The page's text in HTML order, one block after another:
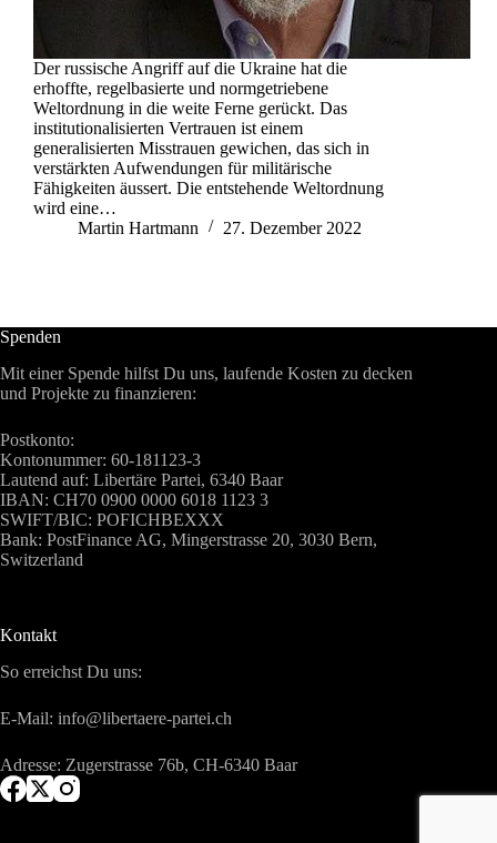
Der russische Angriff auf die Ukraine hat die
erhoffte, regelbasierte und normgetriebene
Weltordnung in die weite Ferne gerückt. Das
institutionalisierten Vertrauen ist einem
generalisierten Misstrauen gewichen, das sich in
verstärkten Aufwendungen für militärische
Fähigkeiten äussert. Die entstehende Weltordnung
wird eine…
Martin Hartmann
27. Dezember 2022
Spenden
Mit einer Spende hilfst Du uns, laufende Kosten zu decken
und Projekte zu finanzieren:
Postkonto:
Kontonummer: 60-181123-3
Lautend auf: Libertäre Partei, 6340 Baar
IBAN: CH70 0900 0000 6018 1123 3
SWIFT/BIC: POFICHBEXXX
Bank: PostFinance AG, Mingerstrasse 20, 3030 Bern,
Switzerland
Kontakt
So erreichst Du uns:
E-Mail: info@libertaere-partei.ch
Adresse: Zugerstrasse 76b, CH-6340 Baar